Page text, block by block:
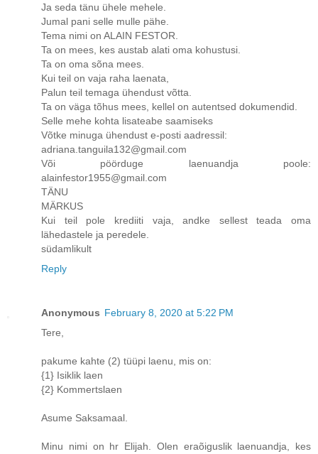
Ja seda tänu ühele mehele.
Jumal pani selle mulle pähe.
Tema nimi on ALAIN FESTOR.
Ta on mees, kes austab alati oma kohustusi.
Ta on oma sõna mees.
Kui teil on vaja raha laenata,
Palun teil temaga ühendust võtta.
Ta on väga tõhus mees, kellel on autentsed dokumendid.
Selle mehe kohta lisateabe saamiseks
Võtke minuga ühendust e-posti aadressil:
adriana.tanguila132@gmail.com
Või pöörduge laenuandja poole:
alainfestor1955@gmail.com
TÄNU
MÄRKUS
Kui teil pole krediiti vaja, andke sellest teada oma
lähedastele ja peredele.
südamlikult
Reply
Anonymous February 8, 2020 at 5:22 PM
Tere,
pakume kahte (2) tüüpi laenu, mis on:
{1} Isiklik laen
{2} Kommertslaen
Asume Saksamaal.
Minu nimi on hr Elijah. Olen eraõiguslik laenuandja, kes